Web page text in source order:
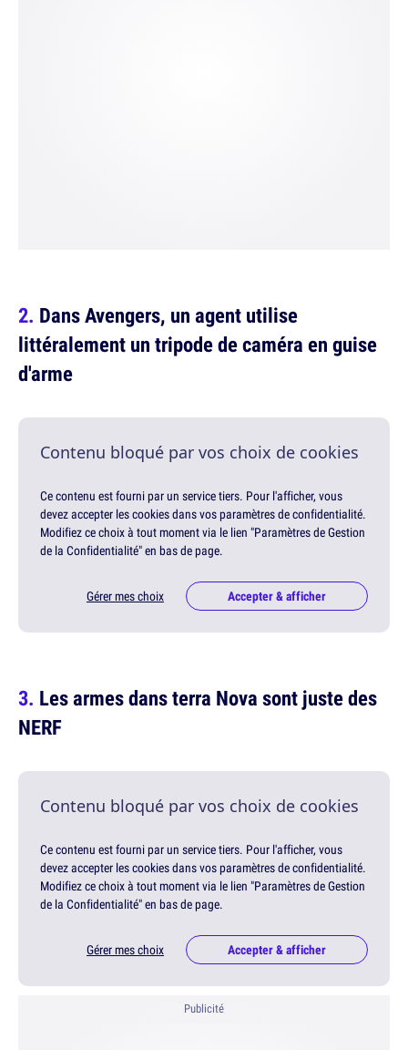
Dans Avengers, un agent utilise
littéralement un tripode de caméra en guise
d'arme
Contenu bloqué par vos choix de cookies
Ce contenu est fourni par un service tiers. Pour l'afficher, vous
devez accepter les cookies dans vos paramètres de confidentialité.
Modifiez ce choix à tout moment via le lien "Paramètres de Gestion
de la Confidentialité" en bas de page.
Gérer mes choix Accepter & afficher
Les armes dans terra Nova sont juste des
NERF
Contenu bloqué par vos choix de cookies
Ce contenu est fourni par un service tiers. Pour l'afficher, vous
devez accepter les cookies dans vos paramètres de confidentialité.
Modifiez ce choix à tout moment via le lien "Paramètres de Gestion
de la Confidentialité" en bas de page.
Gérer mes choix Accepter & afficher
Publicité